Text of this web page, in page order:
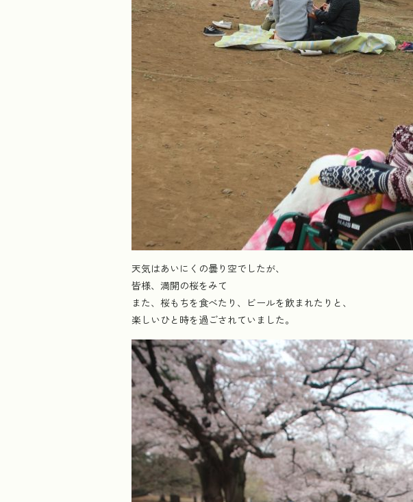
天気はあいにくの曇り空でしたが、
皆様、満開の桜をみて
また、桜もちを食べたり、ビールを飲まれたりと、
楽しいひと時を過ごされていました。